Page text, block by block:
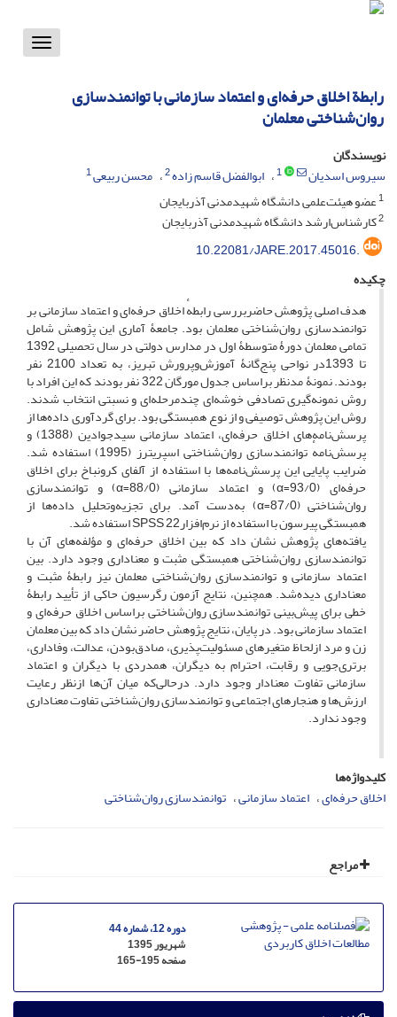
Toggle
رابطة اخلاق حرفه‌ای و اعتماد سازمانی با توانمندسازی
روان‌شناختی معلمان
نویسندگان
سیروس اسدیان
1 ابوالفضل قاسم زاده2 محسن ربیعی1
1عضو هیئت‌علمی دانشگاه شهیدمدنی آذربایجان
2کارشناس‌ارشد دانشگاه شهیدمدنی آذربایجان
10.22081/JARE.2017.45016.
چکیده
هدف اصلی پژوهش حاضربررسی رابطهٔ اخلاق حرفه‌ای و اعتماد سازمانی بر
توانمندسازی روان‌شناختی معلمان بود. جامعۀ آماری این پژوهش شامل
تمامی معلمان دورۀ متوسطۀ اول در مدارس دولتی در سال تحصیلی 1392
تا 1393در نواحی پنج‌گانۀ آموزش‌وپرورش تبریز، به تعداد 2100 نفر
بودند. نمونۀ مدنظر براساس جدول مورگان 322 نفر بودند که این افراد با
روش نمونه‌گیری تصادفی خوشه‌ای چندمرحله‌ای و نسبتی انتخاب شدند.
روش این پژوهش توصیفی و از نوع همبستگی بود. برای گردآوری داده‌ها از
پرسش‌نامه‌های اخلاق حرفه‌ای، اعتماد سازمانی سیدجوادین (1388) و
پرسش‌نامهٔ توانمندسازی روان‌شناختی اسپریترز (1995) استفاده شد.
ضرایب پایایی این پرسش‌نامه‌ها با استفاده از آلفای کرونباخ برای اخلاق
حرفه‌ای (93/0=α) و اعتماد سازمانی (88/0=α) و توانمندسازی
روان‌شناختی (87/0=α) به‌دست آمد. برای تجزیه‌وتحلیل داده‌ها از
همبستگی پیرسون با استفاده از نرم‌افزار22 SPSS استفاده‌ شد.
یافته‌های پژوهش نشان داد که بین اخلاق حرفه‌ای و مؤلفه‌های آن با
توانمندسازی روان‌شناختی همبستگی مثبت و معناداری وجود دارد. بین
اعتماد سازمانی و توانمندسازی روان‌شناختی معلمان نیز رابطۀ مثبت و
معناداری دیده‌شد. همچنین، نتایج آزمون رگرسیون حاکی از تأیید رابطۀ
خطی برای پیش‌بینی توانمندسازی روان‌شناختی براساس اخلاق حرفه‌ای و
اعتماد سازمانی بود. در پایان، نتایج پژوهش حاضر نشان داد که بین معلمان
زن و مرد ازلحاظ متغیرهای مسئولیت‌پذیری، صادق‌بودن، عدالت، وفاداری،
برتری‌جویی و رقابت، احترام به دیگران، همدردی با دیگران و اعتماد
سازمانی تفاوت معنادار وجود دارد. درحالی‌که میان آن‌‌ها ازنظر رعایت
ارزش‌ها و هنجارهای اجتماعی و توانمندسازی روان‌شناختی تفاوت معناداری
وجود ندارد.
کلیدواژه‌ها
اخلاق حرفه‌ای اعتماد سازمانی توانمندسازی روان‌شناختی
مراجع
دوره 12، شماره 44
شهریور 1395
صفحه165-195